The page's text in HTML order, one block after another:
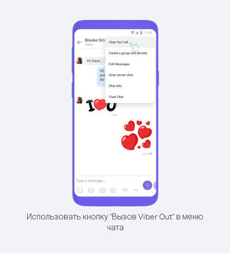
Использовать кнопку "Вызов Viber Out" в меню
чата